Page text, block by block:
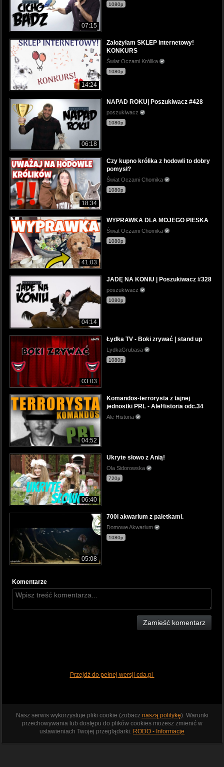
07:15
1080p
14:24
Założyłam SKLEP internetowy!
KONKURS
Świat Oczami Królika
1080p
06:18
NAPAD ROKU| Poszukiwacz #428
poszukiwacz
1080p
18:34
Czy kupno królika z hodowli to dobry
pomysł?
Świat Oczami Chomika
1080p
41:03
WYPRAWKA DLA MOJEGO PIESKA
Świat Oczami Chomika
1080p
04:14
JADĘ NA KONIU | Poszukiwacz #328
poszukiwacz
1080p
03:03
Łydka TV - Boki zrywać | stand up
LydkaGrubasa
1080p
04:52
Komandos-terrorysta z tajnej
jednostki PRL - AleHistoria odc.34
Ale Historia
06:40
Ukryte słowo z Anią!
Ola Sidorowska
720p
05:08
700l akwarium z paletkami.
Domowe Akwarium
1080p
Komentarze
Zamieść komentarz
Przejdź do pełnej wersji cda.pl
Nasz serwis wykorzystuje pliki cookie (zobacz naszą politykę). Warunki
przechowywania lub dostępu do plików cookies możesz zmienić w
ustawieniach Twojej przeglądarki. RODO - Informacje